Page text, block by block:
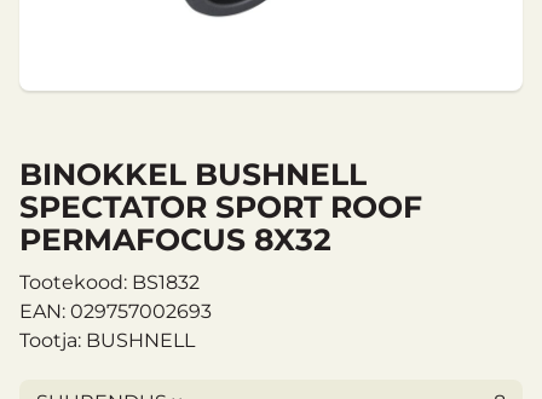
BINOKKEL BUSHNELL
SPECTATOR SPORT ROOF
PERMAFOCUS 8X32
Tootekood: BS1832
EAN: 029757002693
Tootja: BUSHNELL